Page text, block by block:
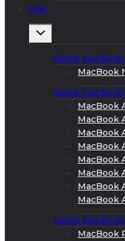
Mac
Развернуть
Apple MacBook
MacBook
Apple MacBook
MacBook
MacBook
MacBook
MacBook
MacBook
MacBook
MacBook
MacBook
Apple MacBook
MacBook